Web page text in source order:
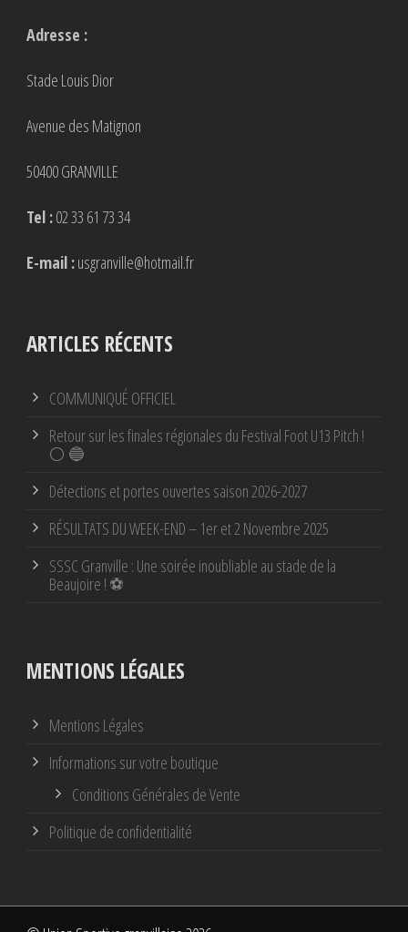
Adresse :
Stade Louis Dior
Avenue des Matignon
50400 GRANVILLE
Tel :02 33 61 73 34
E-mail :usgranville@hotmail.fr
ARTICLES RÉCENTS
COMMUNIQUÉ OFFICIEL
Retour sur les finales régionales du Festival Foot U13 Pitch !
⚪ 🔵
Détections et portes ouvertes saison 2026-2027
RÉSULTATS DU WEEK-END – 1er et 2 Novembre 2025
SSSC Granville : Une soirée inoubliable au stade de la
Beaujoire ! ⚽
MENTIONS LÉGALES
Mentions Légales
Informations sur votre boutique
Conditions Générales de Vente
Politique de confidentialité